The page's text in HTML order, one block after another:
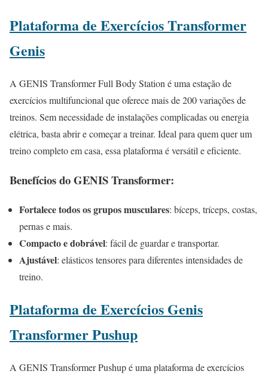
Plataforma de Exercícios Transformer
Genis
A GENIS Transformer Full Body Station é uma estação de
exercícios multifuncional que oferece mais de 200 variações de
treinos. Sem necessidade de instalações complicadas ou energia
elétrica, basta abrir e começar a treinar. Ideal para quem quer um
treino completo em casa, essa plataforma é versátil e eficiente.
Benefícios do GENIS Transformer:
Fortalece todos os grupos musculares: bíceps, tríceps, costas,
pernas e mais.
Compacto e dobrável: fácil de guardar e transportar.
Ajustável: elásticos tensores para diferentes intensidades de
treino.
Plataforma de Exercícios Genis
Transformer Pushup
A GENIS Transformer Pushup é uma plataforma de exercícios